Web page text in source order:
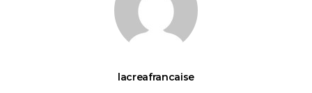
lacreafrancaise